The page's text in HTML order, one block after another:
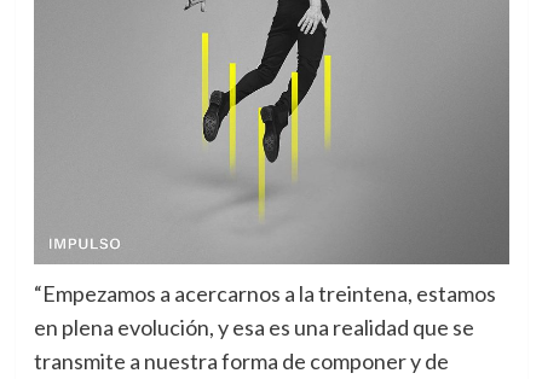
“Empezamos a acercarnos a la treintena, estamos
en plena evolución, y esa es una realidad que se
transmite a nuestra forma de componer y de